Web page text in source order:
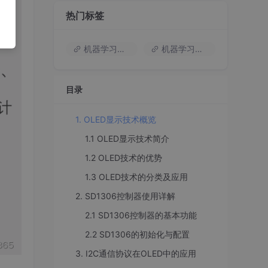
热门标签
机器学习入门 机器学习基础知识
目录
1. OLED显示技术概览
1.1 OLED显示技术简介
1.2 OLED技术的优势
1.3 OLED技术的分类及应用
2. SD1306控制器使用详解
2.1 SD1306控制器的基本功能
2.2 SD1306的初始化与配置
3. I2C通信协议在OLED中的应用